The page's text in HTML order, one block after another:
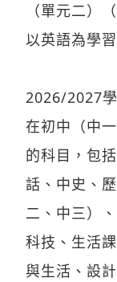
（單元二）
以英語為學
2026/2027
在初中（中
的科目，包
話、中史、
二、中三）
科技、生活
與生活、設